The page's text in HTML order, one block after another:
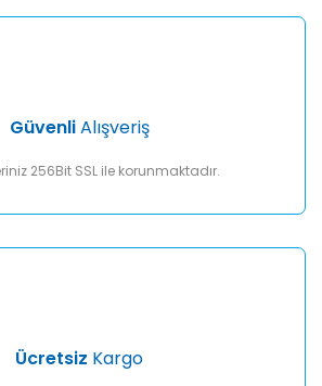
Yorum Yaz
daha pahalı.
GüvenliAlışveriş
256Bit SSL ile korunmaktadır.
Ücretsiz Kargo